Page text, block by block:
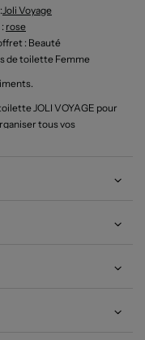
Joli Voyage
: rose
: Beauté
de toilette Femme
JOLI VOYAGE pour
tous vos
Pratique et ultra
scintillants permet
Un duo aussi stylé